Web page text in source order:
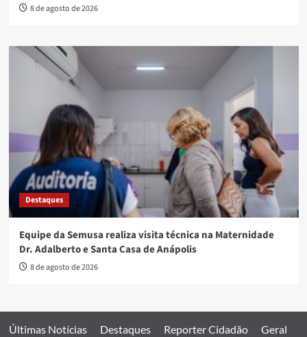
8 de agosto de 2026
Destaques
Equipe da Semusa realiza visita técnica na Maternidade
Dr. Adalberto e Santa Casa de Anápolis
8 de agosto de 2026
Últimas Notícias Destaques Reporter Cidadão Geral